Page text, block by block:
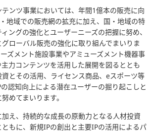
ンツ事業においては、年間1億本の販売に向
地域での販売網の拡充に加え、国・地域の特
ングの強化とユーザーニーズの把握に努め、
ローバル販売の強化に取り組んでまいりま
ズメント施設事業やアミューズメント機器事
力コンテンツを活用した展開を図るととも
とその活用、ライセンス商品、eスポーツ等
認知向上による潜在ユーザーの掘り起こしと
めてまいります。
え、持続的な成長の原動力となる人材投資
もに、新規IPの創出と主要IPの活用によるパ